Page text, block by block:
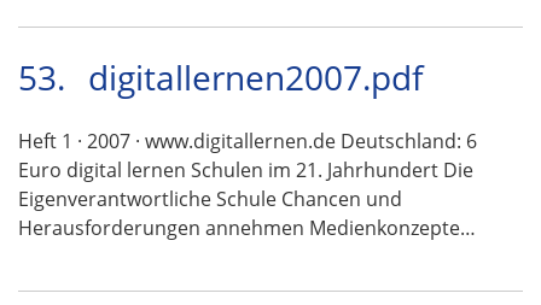
53. digitallernen2007.pdf
Heft 1 · 2007 · www.digitallernen.de Deutschland: 6
Euro digital lernen Schulen im 21. Jahrhundert Die
Eigenverantwortliche Schule Chancen und
Herausforderungen annehmen Medienkonzepte…